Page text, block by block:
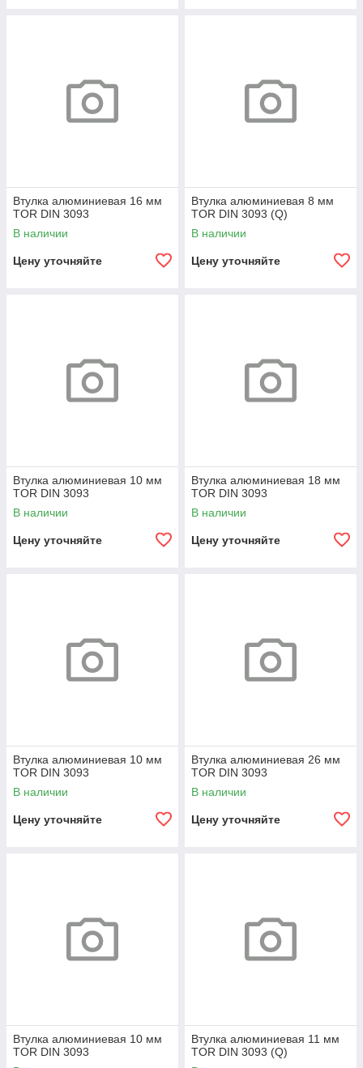
Втулка алюминиевая 16 мм
TOR DIN 3093
В наличии
Цену уточняйте
Втулка алюминиевая 8 мм
TOR DIN 3093 (Q)
В наличии
Цену уточняйте
Втулка алюминиевая 10 мм
TOR DIN 3093
В наличии
Цену уточняйте
Втулка алюминиевая 18 мм
TOR DIN 3093
В наличии
Цену уточняйте
Втулка алюминиевая 10 мм
TOR DIN 3093
В наличии
Цену уточняйте
Втулка алюминиевая 26 мм
TOR DIN 3093
В наличии
Цену уточняйте
Втулка алюминиевая 10 мм
TOR DIN 3093
Втулка алюминиевая 11 мм
TOR DIN 3093 (Q)